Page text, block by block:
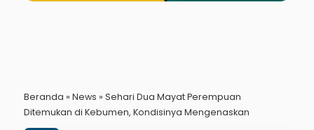
Beranda » News » Sehari Dua Mayat Perempuan
Ditemukan di Kebumen, Kondisinya Mengenaskan